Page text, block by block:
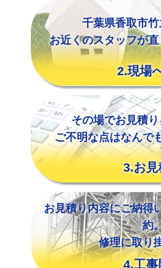
千葉県香取市
お近くのスタッフが
2.現場
その場でお見積
ご不明な点はなんで
3.お
お見積り内容にご納得
約
修理に取り
4.工